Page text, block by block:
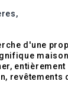
d'une
entièrement
revêtements
et